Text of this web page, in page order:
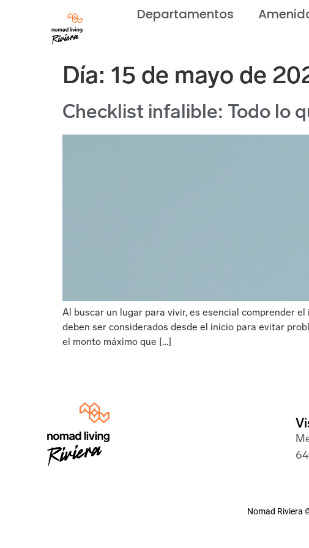
Departamentos
Día: 15 de mayo de
Checklist infalible: Todo lo
Al buscar un lugar para vivir, es esencial comprender
deben ser considerados desde el inicio para evitar
el monto máximo que […]
Nomad Riviera